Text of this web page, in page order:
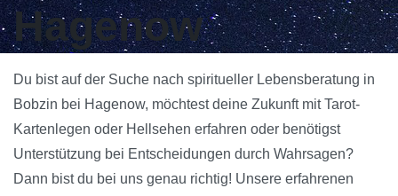
Hagenow
Du bist auf der Suche nach spiritueller Lebensberatung in
Bobzin bei Hagenow, möchtest deine Zukunft mit Tarot-
Kartenlegen oder Hellsehen erfahren oder benötigst
Unterstützung bei Entscheidungen durch Wahrsagen?
Dann bist du bei uns genau richtig! Unsere erfahrenen